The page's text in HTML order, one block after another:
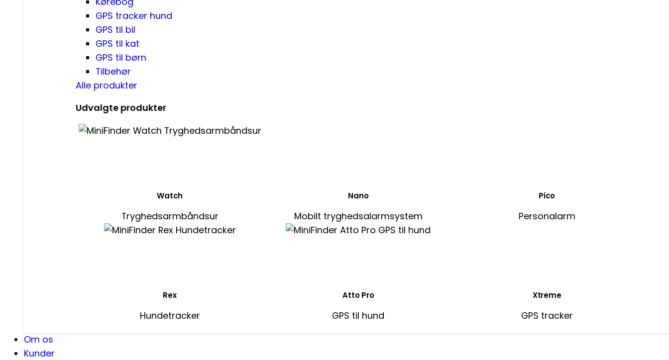
GPS tracker hund
GPS til bil
GPS til kat
GPS til børn
Tilbehør
Alle produkter
Udvalgte produkter
Watch
Tryghedsarmbåndsur
Nano
Mobilt tryghedsalarmsystem
Pico
Personalarm
Rex
Hundetracker
Atto Pro
GPS til hund
Xtreme
GPS tracker
Om os
Kunder